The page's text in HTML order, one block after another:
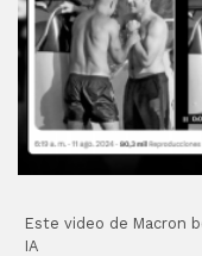
Este video de Macron
IA